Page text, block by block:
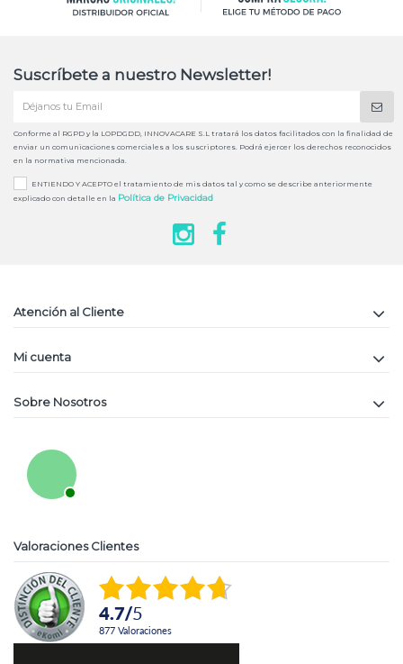
Suscríbete a nuestro Newsletter!
Conforme al RGPD y la LOPDGDD, INNOVACARE S.L tratará los datos facilitados con la finalidad de
enviar un comunicaciones comerciales a los suscriptores. Podrá ejercer los derechos reconocidos
en la normativa mencionada.
ENTIENDO Y ACEPTO el tratamiento de mis datos tal y como se describe anteriormente
explicado con detalle en la Política de Privacidad
Atención al Cliente
Mi cuenta
Sobre Nosotros
Valoraciones Clientes
4.7/5
877 Valoraciones